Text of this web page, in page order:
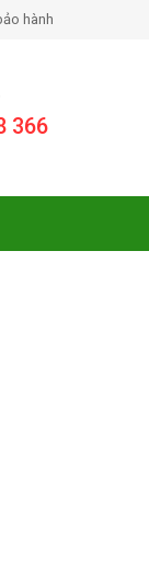
hành
366